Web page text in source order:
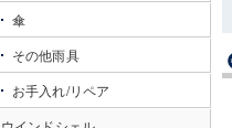
傘
その他雨具
お手入れ/リペア